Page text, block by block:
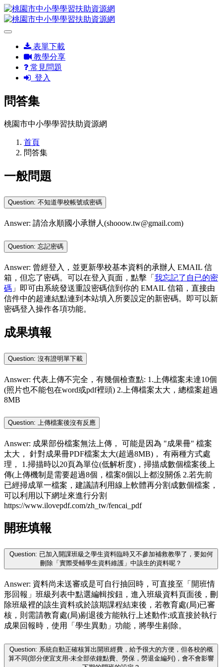
表單下載
教學分享
常見問題
登入
問答集
桃園市中小學學習扶助資源網
首頁
問答集
一般問題
Question: 不知道學校帳號或密碼
Answer: 請洽永順國小承辦人(shooow.tw@gmail.com)
Question: 忘記密碼
Answer: 曾經登入，並更新學校基本資料的承辦人 EMAIL 信
箱，但忘了密碼。可以在登入頁面，點擊「 我忘記了自已的密
碼 」即可由系統發送重設密碼信到你的 EMAIL 信箱，直接由
信件中的超連結點連到本站填入所要設定的新密碼。即可以新
密碼登入操作各項功能。
成果填報
Question: 沒有證明單下載
Answer: 代表上傳不完全，有幾個檢查點: 1.上傳檔案未達10個
(照片也不能包在word或pdf裡頭) 2.上傳檔案太大，總檔案超過
8MB
Question: 上傳檔案後沒有反應
Answer: 成果部份檔案無法上傳， 可能是因為 "成果冊" 檔案
太大， 針對成果冊PDF檔案太大(超過8MB)， 有兩種方式處
理， 1.掃描時以20頁為單位(低解析度)，掃描成數個檔案後上
傳(上傳機制是需要超過8個，檔案8個以上都沒關係 2.若先前
已經掃成單一檔案，建議請利用線上軟體再分割成數個檔案，
可以利用以下網址來進行分割
https://www.ilovepdf.com/zh_tw/fencai_pdf
開班填報
Question: 已加入開課班級之學生資料臨時又不參加補救教學了，要如何
刪除「實際受輔學生資料維護」中該生的資料呢？
Answer: 資料尚未送審或是可自行抽回時，可直接至「開班情
形回報」班級列表中點選編輯按鈕，進入班級資料頁面後，刪
除班級裡的該生資料或於該期課程結束後，若教育處(局)已審
核，則需請教育處(局)剔退後方能執行上述動作;或直接於執行
成果回報時，使用「學生異動」功能，將學生剔除。
Question: 系統自動正確核算出開班經費，給予很大的方便，但各校的概
算不同(部分便宜支用-未全部依鐘點費、勞保，勞退金編列)，會不會影響